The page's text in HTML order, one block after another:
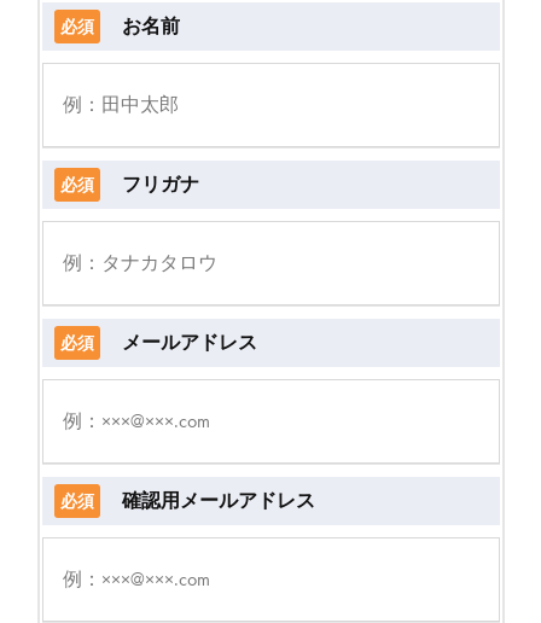
必須 お名前
必須 フリガナ
必須 メールアドレス
必須 確認用メールアドレス